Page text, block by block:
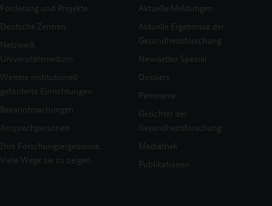
Förderung und Projekte
Deutsche Zentren
Netzwerk
Universitätsmedizin
Weitere institutionell
geförderte Einrichtungen
Bekanntmachungen
Ansprechpersonen
Ihre Forschungsergebnisse.
Viele Wege sie zu zeigen.
Aktuelle Meldungen
Aktuelle Ergebnisse der
Gesundheitsforschung
Newsletter Spezial
Dossiers
Panorama
Gesichter der
Gesundheitsforschung
Mediathek
Publikationen